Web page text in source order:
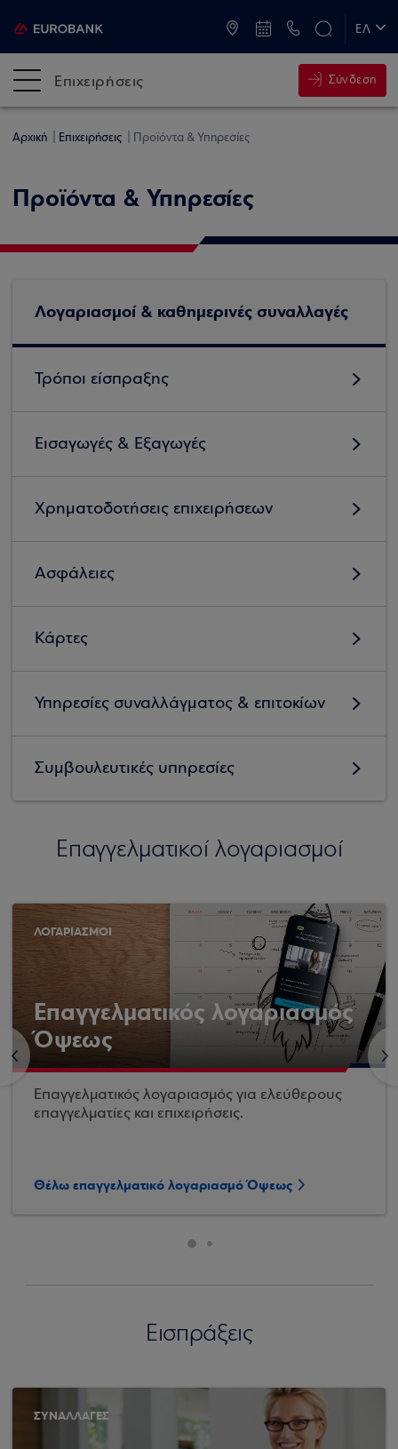
ΕΛ
Επιχειρήσεις Σύνδεση
Αρχική Επιχειρήσεις Προϊόντα & Υπηρεσίες
Προϊόντα & Υπηρεσίες
Λογαριασμοί & καθημερινές συναλλαγές
Τρόποι είσπραξης
Εισαγωγές & Εξαγωγές
Χρηματοδοτήσεις επιχειρήσεων
Ασφάλειες
Κάρτες
Υπηρεσίες συναλλάγματος & επιτοκίων
Συμβουλευτικές υπηρεσίες
Επαγγελματικοί λογαριασμοί
<
ΛΟΓΑΡΙΑΣΜΟΙ
Επαγγελματικός λογαριασμός
Όψεως
Επαγγελματικός λογαριασμός για ελεύθερους
επαγγελματίες και επιχειρήσεις.
Θέλω επαγγελματικό λογαριασμό Όψεως
>
Εισπράξεις
ΣΥΝΑΛΛΑΓΕΣ